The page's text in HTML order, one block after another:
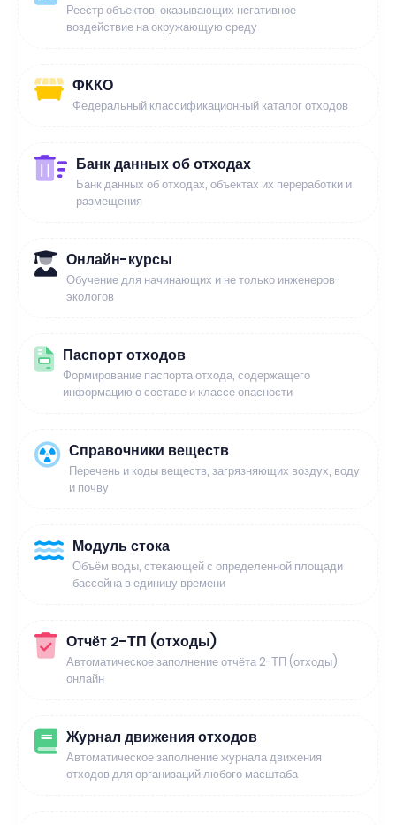
Реестр объектов, оказывающих негативное
воздействие на окружающую среду
ФККО
Федеральный классификационный каталог отходов
Банк данных об отходах
Банк данных об отходах, объектах их переработки и
размещения
Онлайн-курсы
Обучение для начинающих и не только инженеров-
экологов
Паспорт отходов
Формирование паспорта отхода, содержащего
информацию о составе и классе опасности
Справочники веществ
Перечень и коды веществ, загрязняющих воздух, воду
и почву
Модуль стока
Объём воды, стекающей с определенной площади
бассейна в единицу времени
Отчёт 2-ТП (отходы)
Автоматическое заполнение отчёта 2-ТП (отходы)
онлайн
Журнал движения отходов
Автоматическое заполнение журнала движения
отходов для организаций любого масштаба